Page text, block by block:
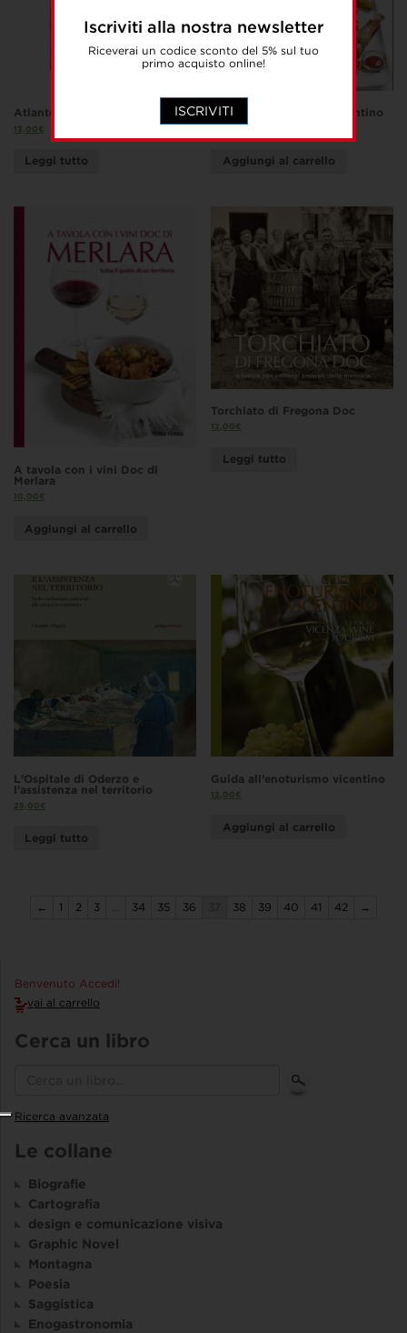
Iscriviti alla nostra newsletter
Riceverai un codice sconto del 5% sul tuo
primo acquisto online!
ISCRIVITI
Atlante universale delle nuvole
13,00€
Leggi tutto
L’arte del bollito nel Vicentino
Aggiungi al carrello
A tavola con i vini Doc di
Merlara
10,00€
Aggiungi al carrello
Torchiato di Fregona Doc
12,00€
Leggi tutto
L’Ospitale di Oderzo e
l’assistenza nel territorio
25,00€
Leggi tutto
Guida all’enoturismo vicentino
12,00€
Aggiungi al carrello
← 1 2 3 34 35 36 38 39 40 41 42 →
Benvenuto Accedi!
vai al carrello
Cerca un libro
Ricerca avanzata
Le collane
Biografie
Cartografia
design e comunicazione visiva
Graphic Novel
Montagna
Poesia
Saggistica
Enogastronomia